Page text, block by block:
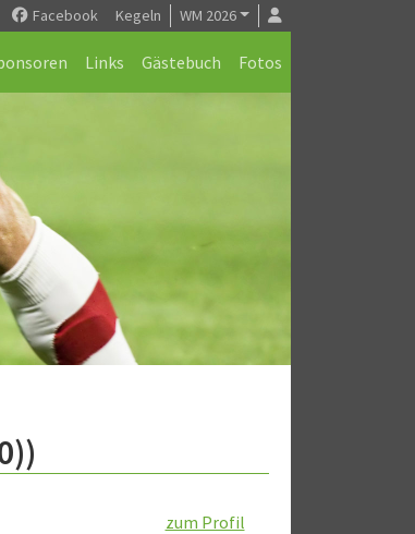
Facebook Kegeln WM 2026
Links Gästebuch Fotos
zum Profil